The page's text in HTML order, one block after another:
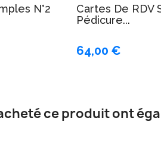
N°2
Cartes De RDV
Pédicure...
64,00 €
ce produit ont